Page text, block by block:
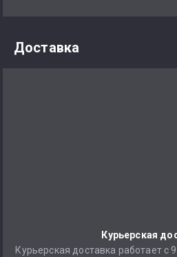
Доставка
Курьерская
Курьерская доставка работает с